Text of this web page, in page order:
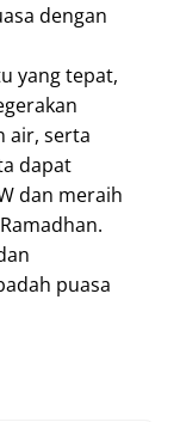
dengan
yang tepat,
air, serta
dapat
dan meraih
puasa